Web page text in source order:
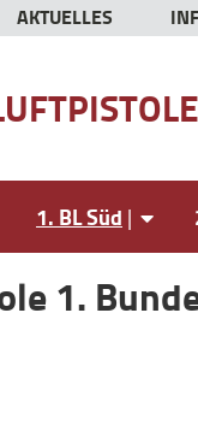
AKTUELLES
1. BL Süd
1.